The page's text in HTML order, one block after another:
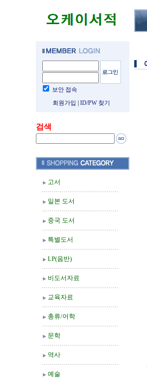
보안 접속
회원가입
ID/PW 찾기
검색
고서
일본 도서
중국 도서
특별도서
LP(음반)
비도서자료
교육자료
총류/어학
문학
역사
예술